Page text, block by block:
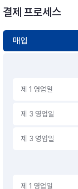
결제 프로세스
매입
제 1 영업일
제 3 영업일
제 3 영업일
제 1 영업일